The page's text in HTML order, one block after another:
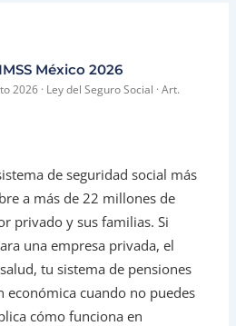
México 2026
2026 · Ley del Seguro Social · Art.
de seguridad social más
a más de 22 millones de
privado y sus familias. Si
una empresa privada, el
tu sistema de pensiones
económica cuando no puedes
cómo funciona en